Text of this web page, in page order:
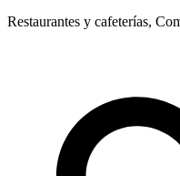
Restaurantes y cafeterías,